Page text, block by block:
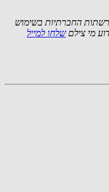
החברתיות בשימוש
שלחו למייל